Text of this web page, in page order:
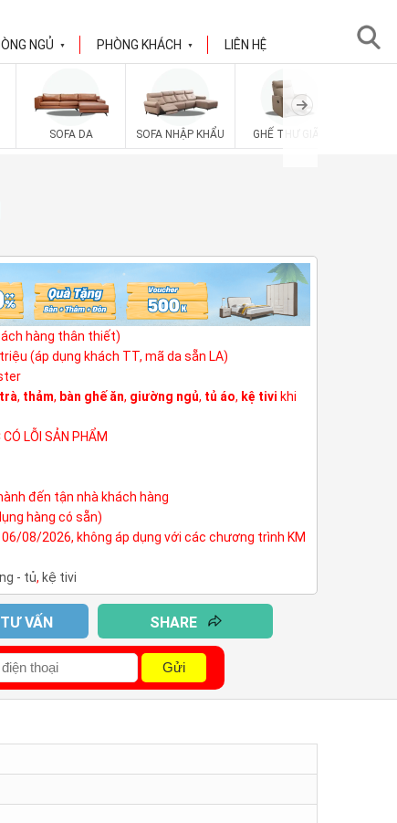
NGỦ ▼ PHÒNG KHÁCH ▼ LIÊN HỆ
SOFA DA SOFA NHẬP KHẨU GHẾ THƯ GIÃN
hàng thân thiết)
(áp dụng khách TT, mã da sẵn LA)
, thảm, bàn ghế ăn, giường ngủ, tủ áo, kệ tivi khi
LỖI SẢN PHẨM
đến tận nhà khách hàng
hàng có sẵn)
08/2026, không áp dụng với các chương trình KM
- tủ, kệ tivi
VẤN SHARE
Gửi